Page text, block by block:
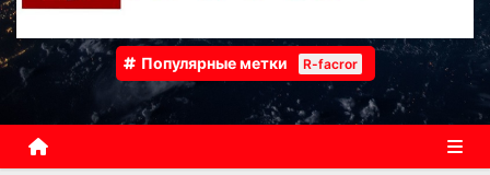
Популярные метки R-facror